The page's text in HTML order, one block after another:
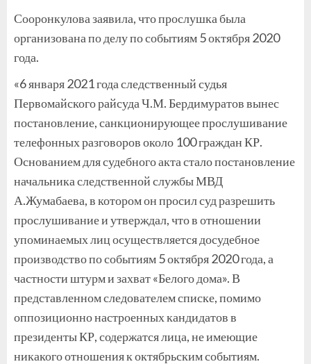
Сооронкулова заявила, что прослушка была
организована по делу по событиям 5 октября 2020
года.
«6 января 2021 года следственный судья
Первомайского райсуда Ч.М. Бердимуратов вынес
постановление, санкционирующее прослушивание
телефонных разговоров около 100 граждан КР.
Основанием для судебного акта стало постановление
начальника следственной службы МВД
А.Жумабаева, в котором он просил суд разрешить
прослушивание и утверждал, что в отношении
упоминаемых лиц осуществляется досудебное
производство по событиям 5 октября 2020 года, а
частности штурм и захват «Белого дома». В
представленном следователем списке, помимо
оппозиционно настроенных кандидатов в
президенты КР, содержатся лица, не имеющие
никакого отношения к октябрьским событиям.